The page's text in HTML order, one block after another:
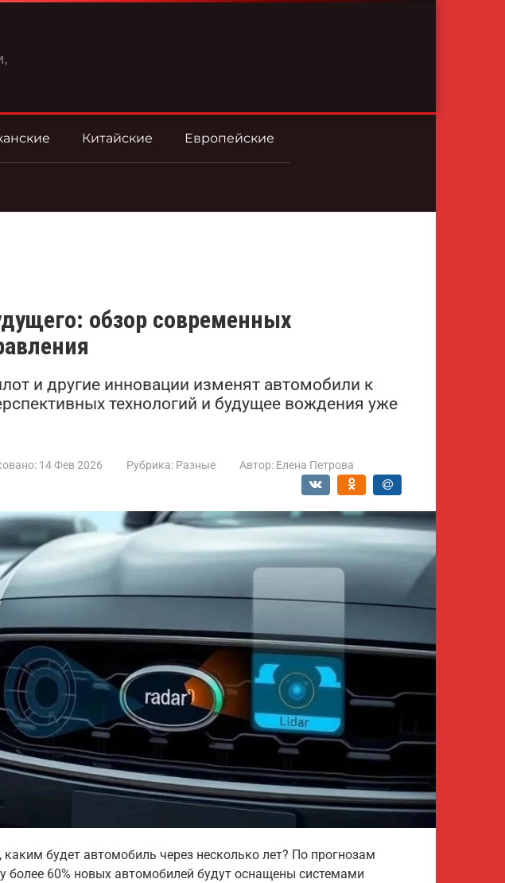
Китайские Европейские
обзор современных
и другие инновации изменят автомобили к
технологий и будущее вождения уже
14 Фев 2026 Рубрика: Разные Автор: Елена Петрова
будет автомобиль через несколько лет? По прогнозам
более 60% новых автомобилей будут оснащены системами